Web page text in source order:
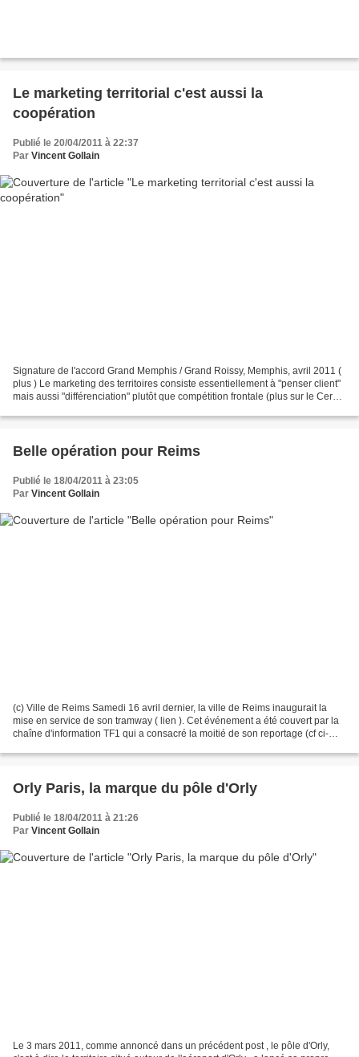
Le marketing territorial c'est aussi la
coopération
Publié le 20/04/2011 à 22:37
Par Vincent Gollain
Signature de l'accord Grand Memphis / Grand Roissy, Memphis, avril 2011 (
plus ) Le marketing des territoires consiste essentiellement à "penser client"
mais aussi "différenciation" plutôt que compétition frontale (plus sur le Cercle
Belle opération pour Reims
Publié le 18/04/2011 à 23:05
Par Vincent Gollain
(c) Ville de Reims Samedi 16 avril dernier, la ville de Reims inaugurait la
mise en service de son tramway ( lien ). Cet événement a été couvert par la
chaîne d'information TF1 qui a consacré la moitié de son reportage (cf ci-
Orly Paris, la marque du pôle d'Orly
Publié le 18/04/2011 à 21:26
Par Vincent Gollain
Le 3 mars 2011, comme annoncé dans un précédent post , le pôle d'Orly,